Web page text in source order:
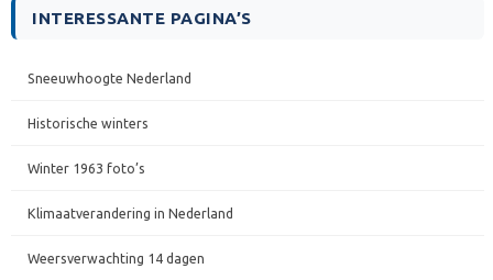
INTERESSANTE PAGINA’S
Sneeuwhoogte Nederland
Historische winters
Winter 1963 foto’s
Klimaatverandering in Nederland
Weersverwachting 14 dagen